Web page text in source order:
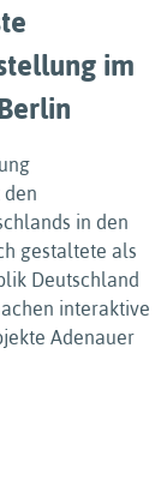
im
den
in den
gestaltete als
Deutschland
interaktive
Adenauer